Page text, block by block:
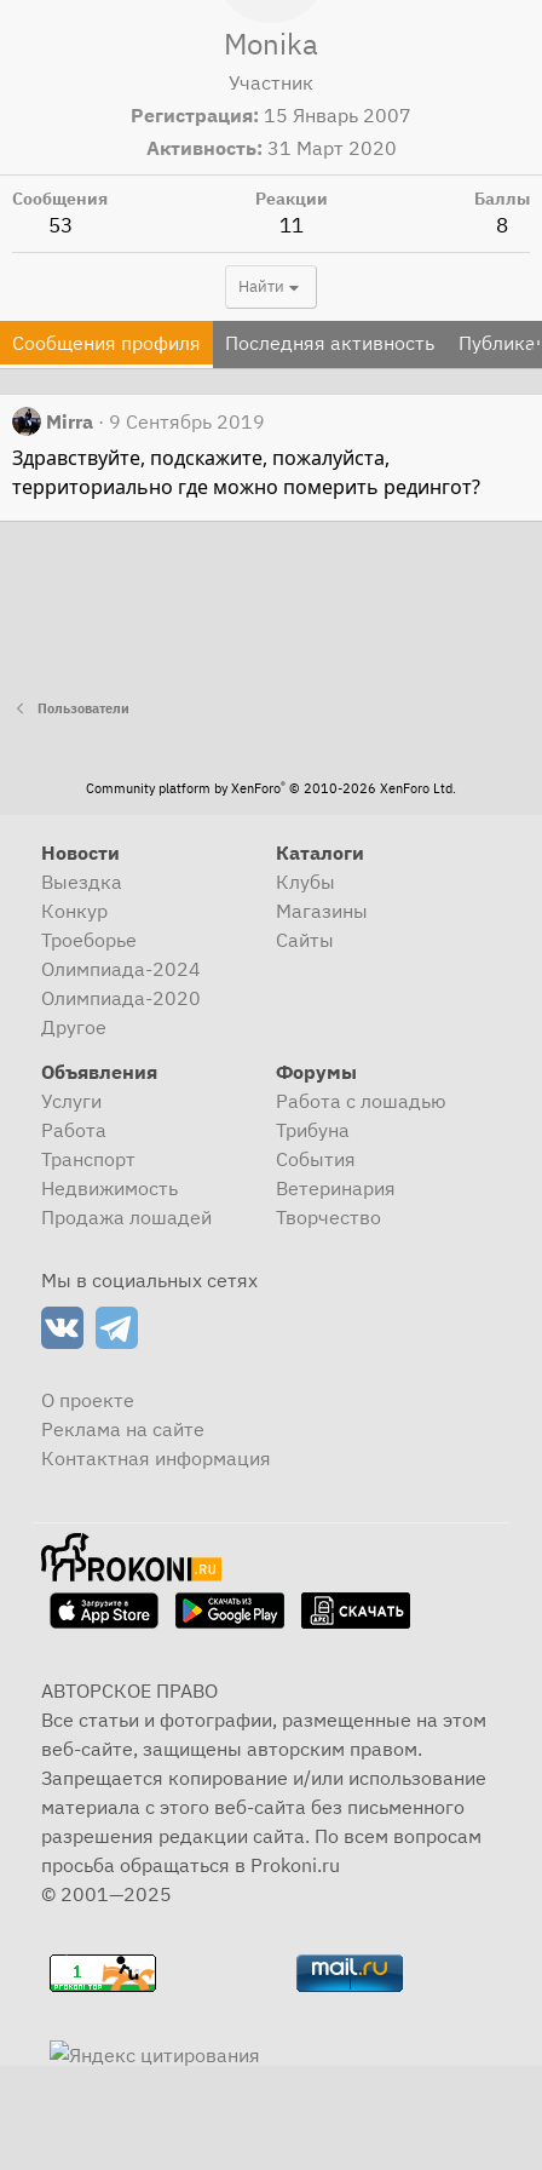
Monika
Участник
Регистрация 15 Январь 2007
Активность 31 Март 2020
Сообщения
53
Реакции
11
Баллы
8
Найти
Сообщения профиля Последняя активность
Mirra 9 Сентябрь 2019
Здравствуйте, подскажите, пожалуйста,
территориально где можно померить редингот?
Пользователи
Community platform by XenForo® © 2010-2026 XenForo Ltd.
Новости
Выездка
Конкур
Троеборье
Олимпиада-2024
Олимпиада-2020
Другое
Каталоги
Клубы
Магазины
Сайты
Объявления
Услуги
Работа
Транспорт
Недвижимость
Продажа лошадей
Форумы
Работа с лошадью
Трибуна
События
Ветеринария
Творчество
Мы в социальных сетях
О проекте
Реклама на сайте
Контактная информация
АВТОРСКОЕ ПРАВО
Все статьи и фотографии, размещенные на этом
веб-сайте, защищены авторским правом.
Запрещается копирование и/или использование
материала с этого веб-сайта без письменного
разрешения редакции сайта. По всем вопросам
просьба обращаться в Prokoni.ru
© 2001—2025